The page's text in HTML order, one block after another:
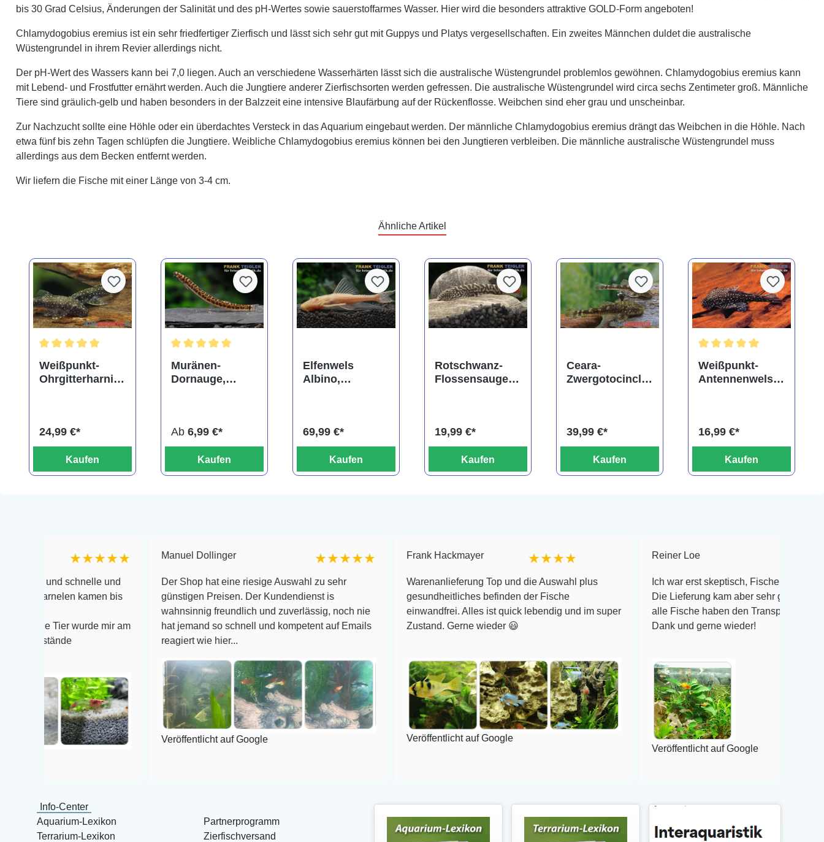
bis 30 Grad Celsius, Änderungen der Salinität und des pH-Wertes sowie sauerstoffarmes Wasser. Hier wird die besonders attraktive GOLD-Form angeboten!
Chlamydogobius eremius ist ein sehr friedfertiger Zierfisch und lässt sich sehr gut mit Guppys und Platys vergesellschaften. Ein zweites Männchen duldet die australische
Wüstengrundel in ihrem Revier allerdings nicht.
Der pH-Wert des Wassers kann bei 7,0 liegen. Auch an verschiedene Wasserhärten lässt sich die australische Wüstengrundel problemlos gewöhnen. Chlamydogobius eremius kann
mit Lebend- und Frostfutter ernährt werden. Auch die Jungtiere anderer Zierfischsorten werden gefressen. Die australische Wüstengrundel wird circa sechs Zentimeter groß. Männliche
Tiere sind gräulich-gelb und haben besonders in der Balzzeit eine intensive Blaufärbung auf der Rückenflosse. Weibchen sind eher grau und unscheinbar.
Zur Nachzucht sollte eine Höhle oder ein überdachtes Versteck in das Aquarium eingebaut werden. Der männliche Chlamydogobius eremius drängt das Weibchen in die Höhle. Nach
etwa fünf bis zehn Tagen schlüpfen die Jungtiere. Weibliche Chlamydogobius eremius können bei den Jungtieren verbleiben. Die männliche australische Wüstengrundel muss
allerdings aus dem Becken entfernt werden.
Wir liefern die Fische mit einer Länge von 3-4 cm.
Ähnliche Artikel
Weißpunkt-
Ohrgitterharnisc
24,99 €*
Kaufen
Muränen-
Dornauge,
Ab 6,99 €*
Kaufen
Elfenwels
Albino,
69,99 €*
Kaufen
Rotschwanz-
Flossensauger,
19,99 €*
Kaufen
Ceara-
Zwergotocinclu
39,99 €*
Kaufen
Weißpunkt-
Antennenwels,
16,99 €*
Kaufen
★★★★★
schnelle und
kamen bis
Tier wurde mir am
Manuel Dollinger ★★★★★
Der Shop hat eine riesige Auswahl zu sehr
günstigen Preisen. Der Kundendienst is
wahnsinnig freundlich und zuverlässig, noch nie
hat jemand so schnell und kompetent auf Emails
reagiert wie hier...
Veröffentlicht auf Google
Frank Hackmayer ★★★★
Warenanlieferung Top und die Auswahl plus
gesundheitliches befinden der Fische
einwandfrei. Alles ist quick lebendig und im super
Zustand. Gerne wieder 😃
Veröffentlicht auf Google
Ich war erst skeptisch, Fische online zu bestellen!
Die Lieferung kam aber sehr gut verpackt an und
alle Fische haben den Transport überlebt! Vielen
Dank und gerne wieder!
Veröffentlicht auf Google
Info-Center
Aquarium-Lexikon
Terrarium-Lexikon
Partnerprogramm
Zierfischversand